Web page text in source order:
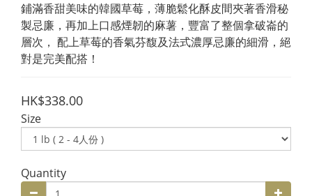
鋪滿香甜美味的韓國草莓，薄脆鬆化酥皮間夾著香滑秘
製忌廉，再加上口感煙韌的麻薯，豐富了整個拿破崙的
層次， 配上草莓的香氣芬馥及法式濃厚忌廉的細滑，絕
對是完美配搭！
HK$338.00
Size
Quantity